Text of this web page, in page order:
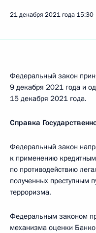
21 декабря 2021 года 15:30
Федеральный закон
9 декабря 2021 года и
15 декабря 2021 года.
Справка
Федеральный закон
к применению
по противодействию
полученных преступным
терроризма.
Федеральным законом
механизма оценки